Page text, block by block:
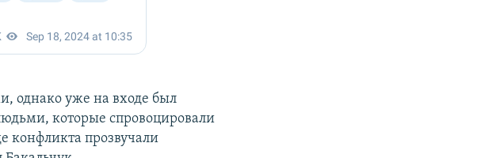
однако уже на входе был
которые спровоцировали
конфликта прозвучали